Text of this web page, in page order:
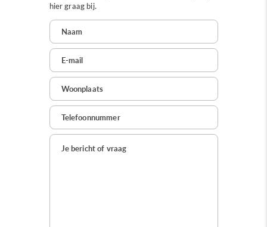
hier graag bij.